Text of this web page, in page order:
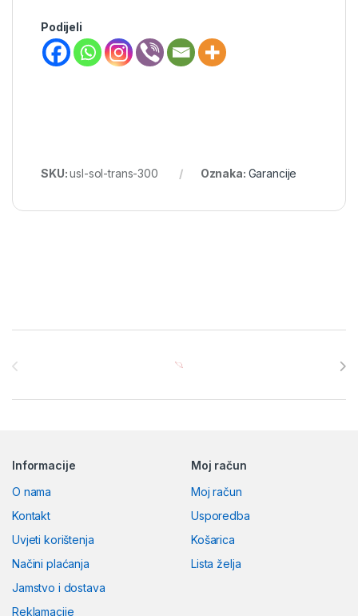
Podijeli
SKU:usl-sol-trans-300 Oznaka: Garancije
Informacije
O nama
Kontakt
Uvjeti korištenja
Načini plaćanja
Jamstvo i dostava
Reklamacije
Moj račun
Moj račun
Usporedba
Košarica
Lista želja